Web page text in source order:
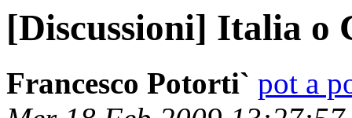
[Discussioni] Italia o
Francesco Potorti` pot a